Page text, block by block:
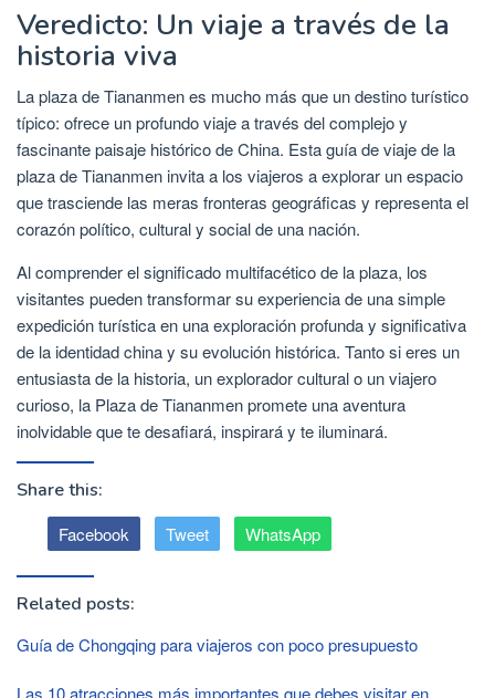
Veredicto: Un viaje a través de la
historia viva
La plaza de Tiananmen es mucho más que un destino turístico
típico: ofrece un profundo viaje a través del complejo y
fascinante paisaje histórico de China. Esta guía de viaje de la
plaza de Tiananmen invita a los viajeros a explorar un espacio
que trasciende las meras fronteras geográficas y representa el
corazón político, cultural y social de una nación.
Al comprender el significado multifacético de la plaza, los
visitantes pueden transformar su experiencia de una simple
expedición turística en una exploración profunda y significativa
de la identidad china y su evolución histórica. Tanto si eres un
entusiasta de la historia, un explorador cultural o un viajero
curioso, la Plaza de Tiananmen promete una aventura
inolvidable que te desafiará, inspirará y te iluminará.
Share this:
Facebook Tweet WhatsApp
Related posts:
Guía de Chongqing para viajeros con poco presupuesto
Las 10 atracciones más importantes que debes visitar en